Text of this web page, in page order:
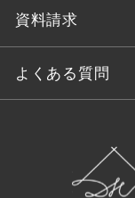
資料請求
よくある質問